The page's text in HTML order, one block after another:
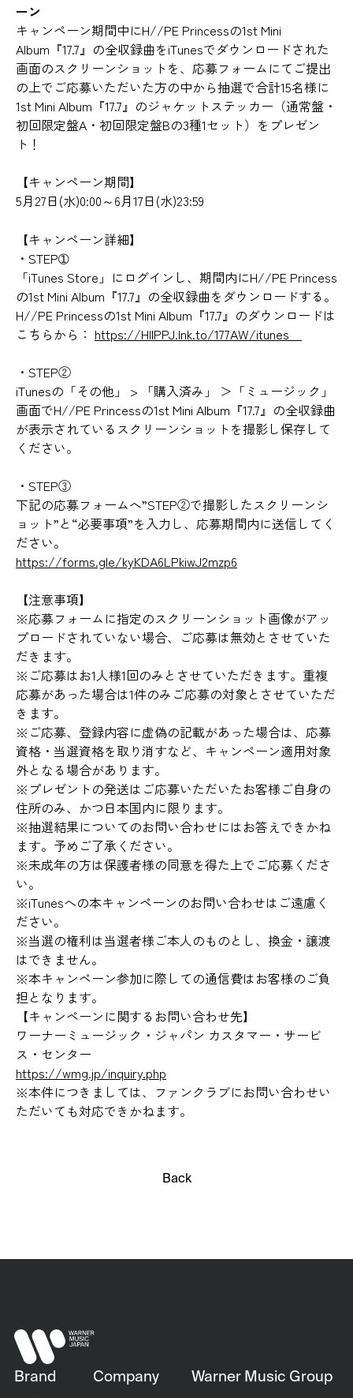
ーン
キャンペーン期間中にH//PE Princessの1st Mini
Album『17.7』の全収録曲をiTunesでダウンロードされた
画面のスクリーンショットを、応募フォームにてご提出
の上でご応募いただいた方の中から抽選で合計15名様に
1st Mini Album『17.7』のジャケットステッカー（通常盤・
初回限定盤A・初回限定盤Bの3種1セット）をプレゼン
ト！
【キャンペーン期間】
5月27日(水)0:00～6月17日(水)23:59
【キャンペーン詳細】
・STEP➀
「iTunes Store」にログインし、期間内にH//PE Princess
の1st Mini Album『17.7』の全収録曲をダウンロードする。
H//PE Princessの1st Mini Album『17.7』のダウンロードは
こちらから： https://HIIPPJ.lnk.to/177AW/itunes
・STEP②
iTunesの「その他」 > 「購入済み」 ＞「ミュージック」
画面でH//PE Princessの1st Mini Album『17.7』の全収録曲
が表示されているスクリーンショットを撮影し保存して
ください。
・STEP③
下記の応募フォームへ”STEP②で撮影したスクリーンシ
ョット”と“必要事項”を入力し、応募期間内に送信してく
ださい。
https://forms.gle/kyKDA6LPkiwJ2mzp6
【注意事項】
※応募フォームに指定のスクリーンショット画像がアッ
プロードされていない場合、ご応募は無効とさせていた
だきます。
※ご応募はお1人様1回のみとさせていただきます。重複
応募があった場合は1件のみご応募の対象とさせていただ
きます。
※ご応募、登録内容に虚偽の記載があった場合は、応募
資格・当選資格を取り消すなど、キャンペーン適用対象
外となる場合があります。
※プレゼントの発送はご応募いただいたお客様ご自身の
住所のみ、かつ日本国内に限ります。
※抽選結果についてのお問い合わせにはお答えできかね
ます。予めご了承ください。
※未成年の方は保護者様の同意を得た上でご応募くださ
い。
※iTunesへの本キャンペーンのお問い合わせはご遠慮く
ださい。
※当選の権利は当選者様ご本人のものとし、換金・譲渡
はできません。
※本キャンペーン参加に際しての通信費はお客様のご負
担となります。
【キャンペーンに関するお問い合わせ先】
ワーナーミュージック・ジャパン カスタマー・サービ
ス・センター
https://wmg.jp/inquiry.php
※本件につきましては、ファンクラブにお問い合わせい
ただいても対応できかねます。
Back
Brand Company Warner Music Group